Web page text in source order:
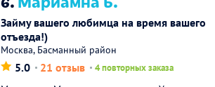
Займу вашего любимца на время вашего
отъезда!)
Москва, Басманный район
5.0 21 отзыв 4 повторных заказа